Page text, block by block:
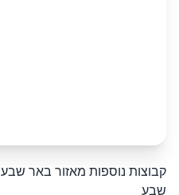
קבוצות נוספות מאזור באר שבע
שבע